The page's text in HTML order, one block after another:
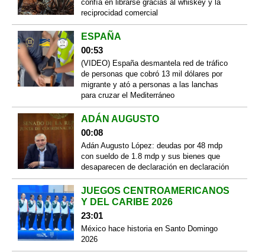
confía en librarse gracias al whiskey y la
reciprocidad comercial
ESPAÑA
00:53
(VIDEO) España desmantela red de tráfico
de personas que cobró 13 mil dólares por
migrante y ató a personas a las lanchas
para cruzar el Mediterráneo
ADÁN AUGUSTO
00:08
Adán Augusto López: deudas por 48 mdp
con sueldo de 1.8 mdp y sus bienes que
desaparecen de declaración en declaración
JUEGOS CENTROAMERICANOS
Y DEL CARIBE 2026
23:01
México hace historia en Santo Domingo
2026